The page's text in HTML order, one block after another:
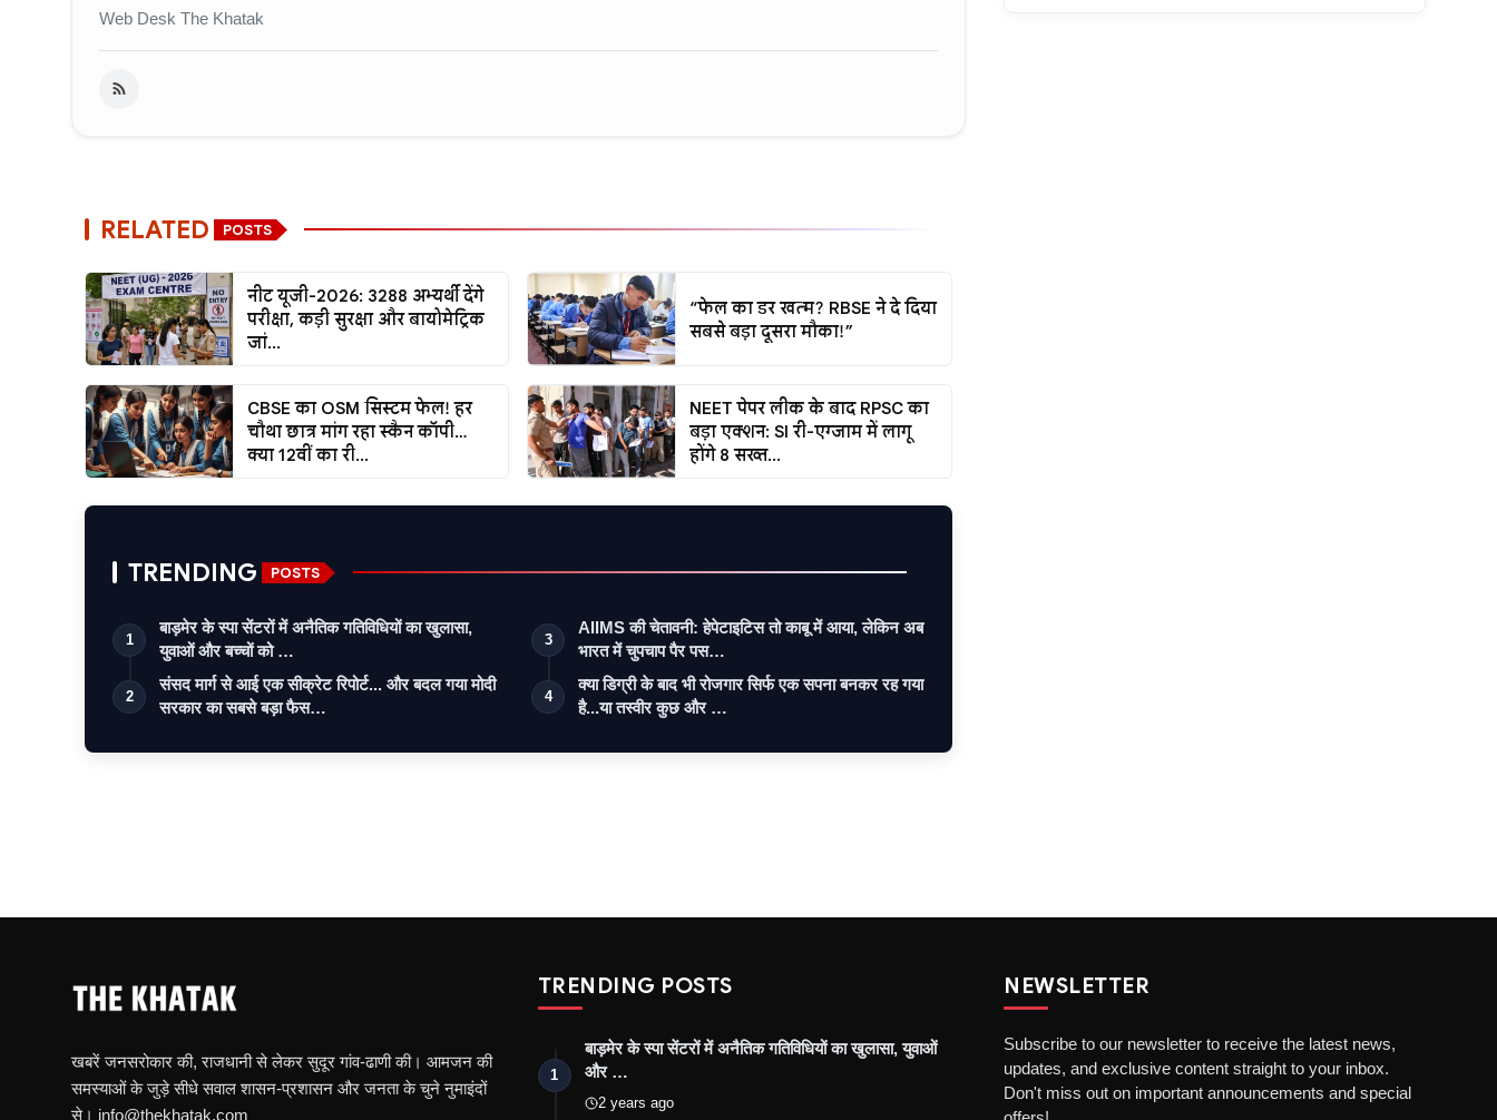
Web Desk The Khatak
RELATED POSTS
नीट यूजी-2026: 3288 अभ्यर्थी देंगे
परीक्षा, कड़ी सुरक्षा और बायोमेट्रिक
जां...
“फेल का डर खत्म? RBSE ने दे दिया
सबसे बड़ा दूसरा मौका!”
CBSE का OSM सिस्टम फेल! हर
चौथा छात्र मांग रहा स्कैन कॉपी…
क्या 12वीं का री...
NEET पेपर लीक के बाद RPSC का
बड़ा एक्शन: SI री-एग्जाम में लागू
होंगे 8 सख्त...
TRENDING POSTS
1
बाड़मेर के स्पा सेंटरों में अनैतिक गतिविधियों का खुलासा,
युवाओं और बच्चों को …
2
संसद मार्ग से आई एक सीक्रेट रिपोर्ट... और बदल गया मोदी
सरकार का सबसे बड़ा फैस…
3
AIIMS की चेतावनी: हेपेटाइटिस तो काबू में आया, लेकिन अब
भारत में चुपचाप पैर पस…
4
क्या डिग्री के बाद भी रोजगार सिर्फ एक सपना बनकर रह गया
है...या तस्वीर कुछ और …
खबरें जनसरोकार की, राजधानी से लेकर सुदूर गांव-ढाणी की। आमजन की
समस्याओं के जुड़े सीधे सवाल शासन-प्रशासन और जनता के चुने नुमाइंदों
से। info@thekhatak.com
TRENDING POSTS
1
बाड़मेर के स्पा सेंटरों में अनैतिक गतिविधियों का खुलासा, युवाओं
और …
2 years ago
NEWSLETTER
Subscribe to our newsletter to receive the latest news,
updates, and exclusive content straight to your inbox.
Don't miss out on important announcements and special